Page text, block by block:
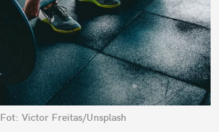
Fot: Victor Freitas/Unsplash